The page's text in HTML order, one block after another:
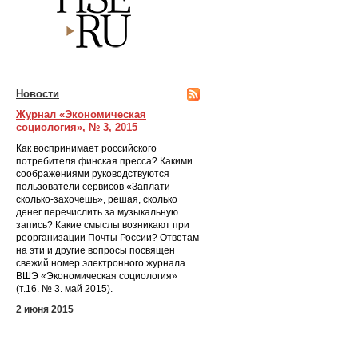
Новости
Журнал «Экономическая
социология», № 3, 2015
Как воспринимает российского
потребителя финская пресса? Какими
соображениями руководствуются
пользователи сервисов «Заплати-
сколько-захочешь», решая, сколько
денег перечислить за музыкальную
запись? Какие смыслы возникают при
реорганизации Почты России? Ответам
на эти и другие вопросы посвящен
свежий номер электронного журнала
ВШЭ «Экономическая социология»
(т.16. № 3. май 2015).
2 июня 2015